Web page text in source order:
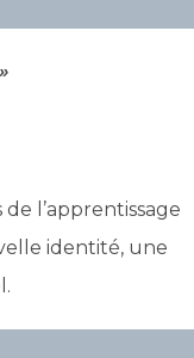
l’apprentissage
identité, une